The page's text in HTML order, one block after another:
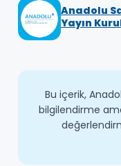
Anadolu
Yayın
Bu içerik,
bilgilendirme